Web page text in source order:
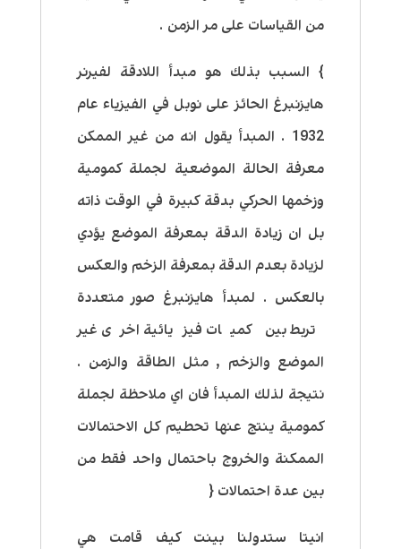
من القياسات على مر الزمن .
} السبب بذلك هو مبدأ اللادقة لفيرنر
هايزنبرغ الحائز على نوبل في الفيزياء عام
1932 . المبدأ يقول انه من غير الممكن
معرفة الحالة الموضعية لجملة كمومية
وزخمها الحركي بدقة كبيرة في الوقت ذاته
بل ان زيادة الدقة بمعرفة الموضع يؤدي
لزيادة بعدم الدقة بمعرفة الزخم والعكس
بالعكس . لمبدأ هايزنبرغ صور متعددة
تربط بين كميات فيزيائية اخرى غير
الموضع والزخم , مثل الطاقة والزمن .
نتيجة لذلك المبدأ فان اي ملاحظة لجملة
كمومية ينتج عنها تحطيم كل الاحتمالات
الممكنة والخروج باحتمال واحد فقط من
بين عدة احتمالات {
انيتا ستدولنا بينت كيف قامت هي